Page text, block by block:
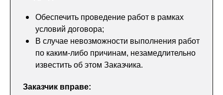
Обеспечить проведение работ в рамках
условий договора;
В случае невозможности выполнения работ
по каким-либо причинам, незамедлительно
известить об этом Заказчика.
Заказчик вправе: